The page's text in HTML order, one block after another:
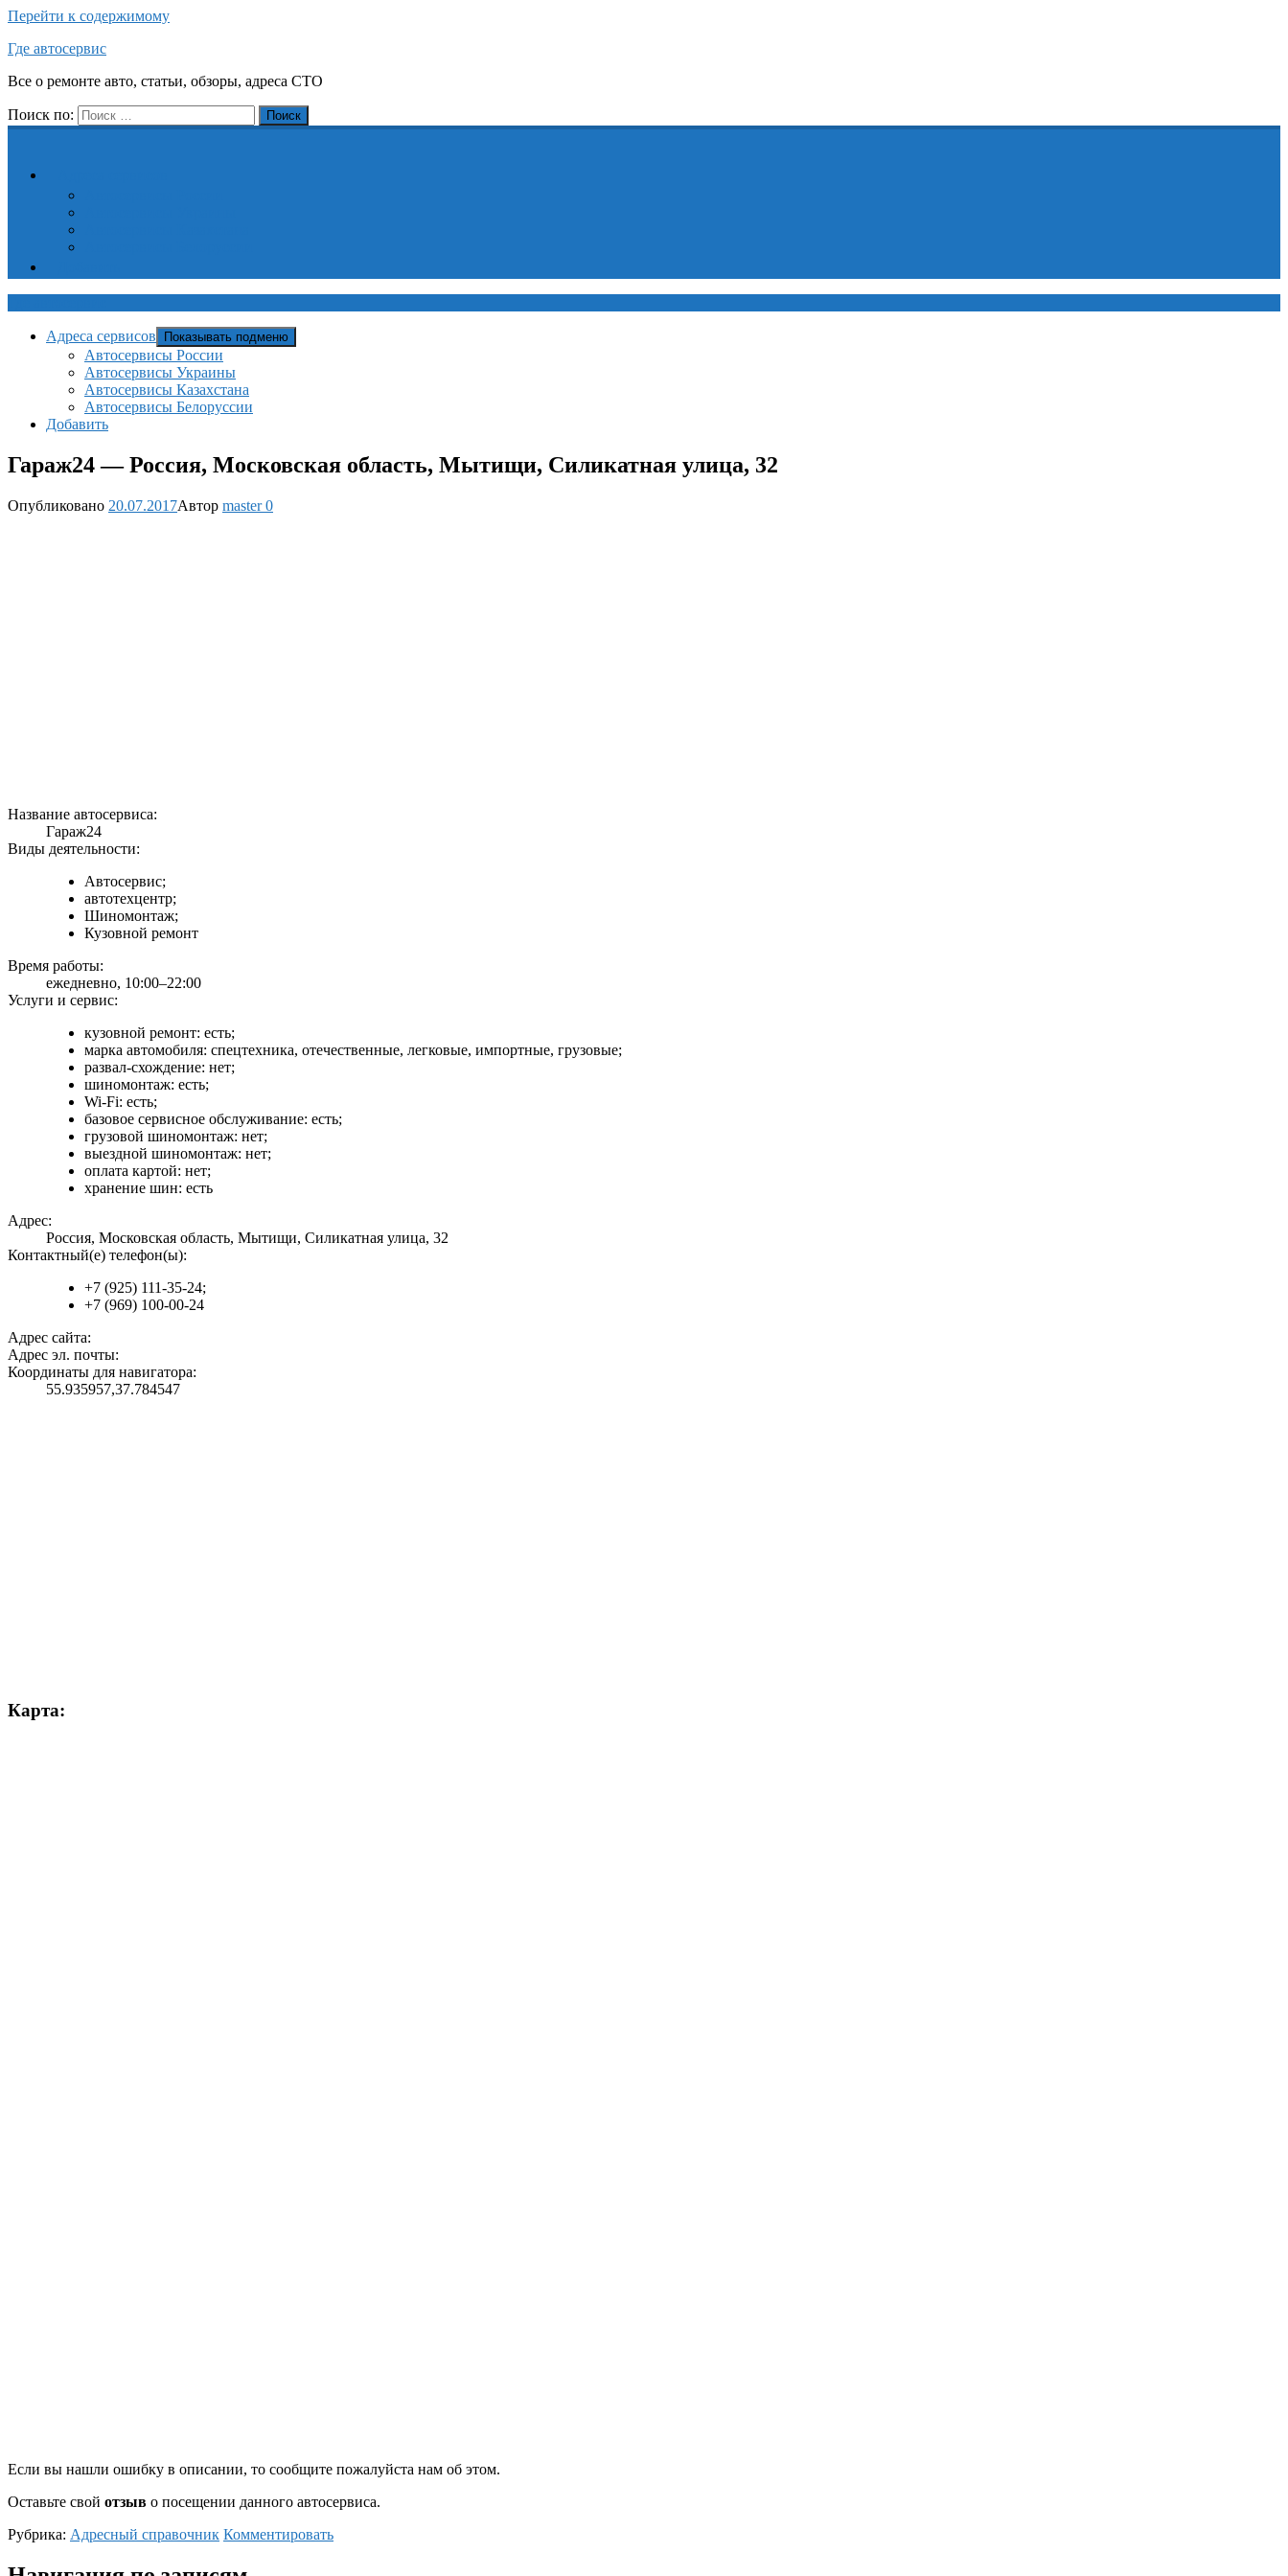
Перейти к содержимому
Где автосервис
Все о ремонте авто, статьи, обзоры, адреса СТО
Поиск по: Поиск
Адреса сервисов Показывать подменю
Автосервисы России
Автосервисы Украины
Автосервисы Казахстана
Автосервисы Белоруссии
Добавить
Гараж24 — Россия, Московская область, Мытищи, Силикатная улица, 32
Опубликовано 20.07.2017Автор master0
Название автосервиса:
Гараж24
Виды деятельности:
Автосервис;
автотехцентр;
Шиномонтаж;
Кузовной ремонт
Время работы:
ежедневно, 10:00–22:00
Услуги и сервис:
кузовной ремонт: есть;
марка автомобиля: спецтехника, отечественные, легковые, импортные, грузовые;
развал-схождение: нет;
шиномонтаж: есть;
Wi-Fi: есть;
базовое сервисное обслуживание: есть;
грузовой шиномонтаж: нет;
выездной шиномонтаж: нет;
оплата картой: нет;
хранение шин: есть
Адрес:
Россия, Московская область, Мытищи, Силикатная улица, 32
Контактный(е) телефон(ы):
+7 (925) 111-35-24;
+7 (969) 100-00-24
Адрес сайта:
Адрес эл. почты:
Координаты для навигатора:
55.935957,37.784547
Карта:
Если вы нашли ошибку в описании, то сообщите пожалуйста нам об этом.
Оставьте свой отзыв о посещении данного автосервиса.
Рубрика: Адресный справочник Комментировать